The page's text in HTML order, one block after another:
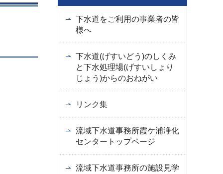
下水道をご利用の事業者の皆
様へ
下水道(げすいどう)のしくみ
と下水処理場(げすいしょり
じょう)からのおねがい
リンク集
流域下水道事務所霞ケ浦浄化
センタートップページ
流域下水道事務所の施設見学